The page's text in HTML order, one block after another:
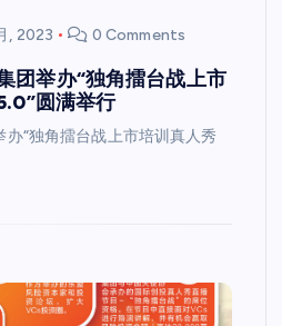
, 2023 0 Comments
团举办“独角擂台战上市
圆满举行
“独角擂台战上市培训真人秀